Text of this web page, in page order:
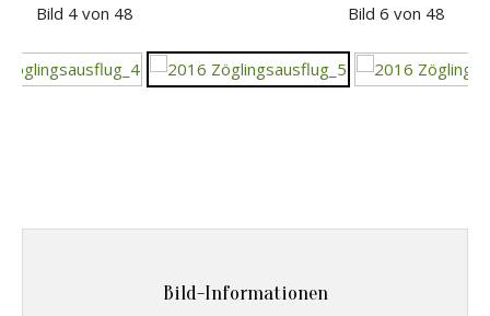
Bild 4 von 48
Bild 6 von 48
Bild-Informationen